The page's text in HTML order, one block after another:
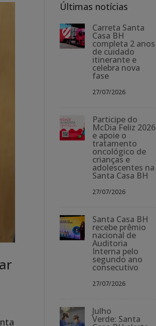
Últimas notícias
Carreta Santa
Casa BH
completa 2 anos
de cuidado
itinerante e
celebra nova
fase
27/07/2026
Participe do
McDia Feliz 2026
e apoie o
tratamento
oncológico de
crianças e
adolescentes na
Santa Casa BH
27/07/2026
Santa Casa BH
recebe prêmio
nacional de
Auditoria
Interna pelo
segundo ano
consecutivo
27/07/2026
Julho
Verde: Santa